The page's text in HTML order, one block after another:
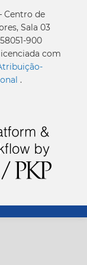
Centro de
Sala 03
900
com
.